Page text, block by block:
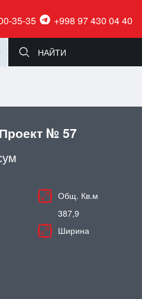
35-35 +998 97 430 04 40
Проект № 57
Общ. Кв.м
387,9
Ширина